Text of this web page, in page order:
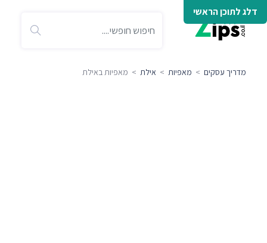
דלג לתוכן הראשי
מדריך עסקים > מאפיות > אילת > מאפיות באילת